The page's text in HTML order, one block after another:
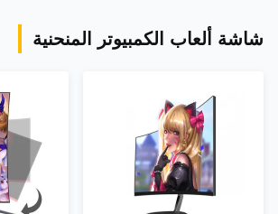
شاشة ألعاب الكمبيوتر المنحنية